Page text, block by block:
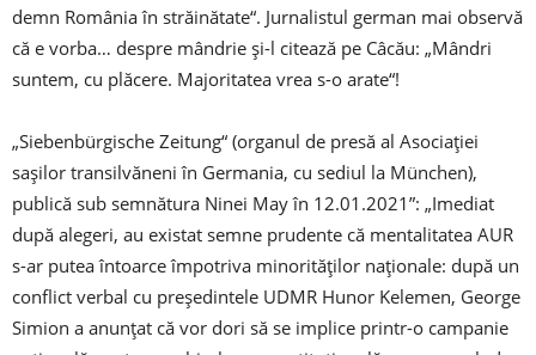
demn România în străinătate“. Jurnalistul german mai observă
că e vorba… despre mândrie și-l citează pe Câcău: „Mândri
suntem, cu plăcere. Majoritatea vrea s-o arate“!
„Siebenbürgische Zeitung“ (organul de presă al Asociației
sașilor transilvăneni în Germania, cu sediul la München),
publică sub semnătura Ninei May în 12.01.2021”: „Imediat
după alegeri, au existat semne prudente că mentalitatea AUR
s-ar putea întoarce împotriva minorităților naționale: după un
conflict verbal cu președintele UDMR Hunor Kelemen, George
Simion a anunțat că vor dori să se implice printr-o campanie